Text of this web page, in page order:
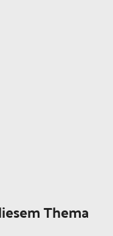
Thema